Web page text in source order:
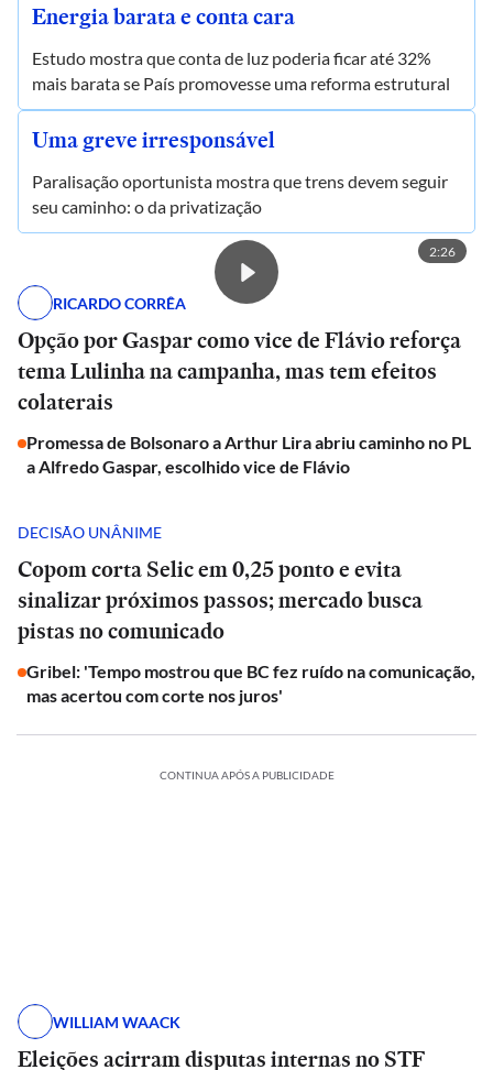
Energia barata e conta cara
Estudo mostra que conta de luz poderia ficar até 32%
mais barata se País promovesse uma reforma estrutural
Uma greve irresponsável
Paralisação oportunista mostra que trens devem seguir
seu caminho: o da privatização
2:26
RICARDO CORRÊA
Opção por Gaspar como vice de Flávio reforça
tema Lulinha na campanha, mas tem efeitos
colaterais
Promessa de Bolsonaro a Arthur Lira abriu caminho no PL
a Alfredo Gaspar, escolhido vice de Flávio
DECISÃO UNÂNIME
Copom corta Selic em 0,25 ponto e evita
sinalizar próximos passos; mercado busca
pistas no comunicado
Gribel: 'Tempo mostrou que BC fez ruído na comunicação,
mas acertou com corte nos juros'
CONTINUA APÓS A PUBLICIDADE
WILLIAM WAACK
Eleições acirram disputas internas no STF